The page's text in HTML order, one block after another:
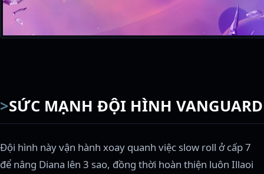
SỨC MẠNH ĐỘI HÌNH VANGUARD
Đội hình này vận hành xoay quanh việc slow roll ở cấp 7
để nâng Diana lên 3 sao, đồng thời hoàn thiện luôn Illaoi